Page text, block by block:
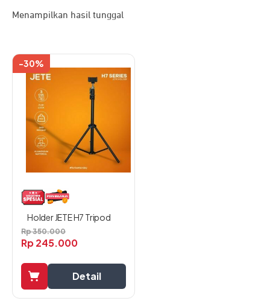
Menampilkan hasil tunggal
-30%
Holder JETE H7 Tripod
Rp350.000
Rp245.000
Detail